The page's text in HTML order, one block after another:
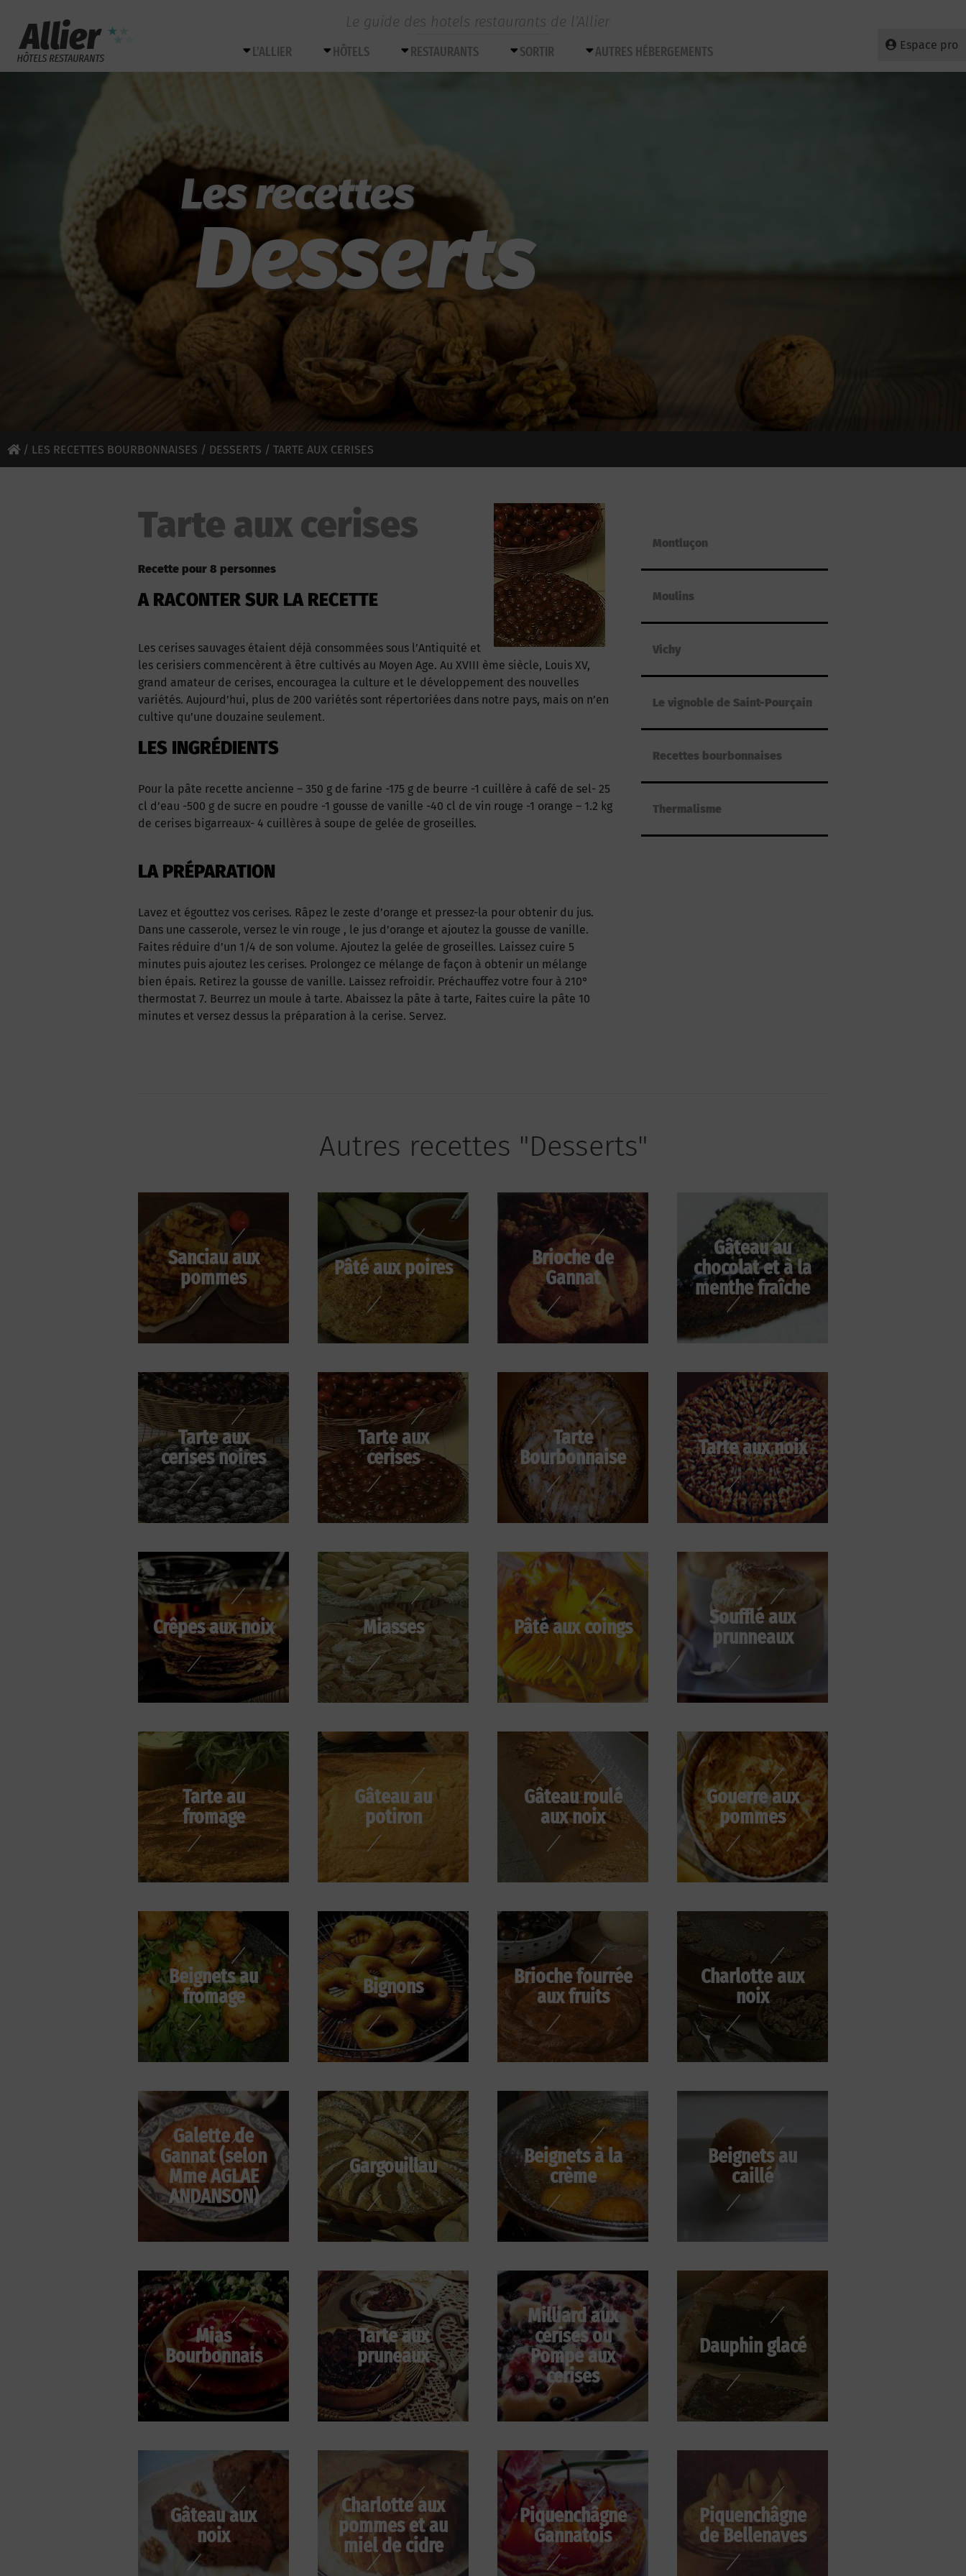
Le guide des hotels restaurants de l’Allier
Espace pro
L’ALLIER HÔTELS RESTAURANTS SORTIR AUTRES HÉBERGEMENTS
Les recettes
Desserts
/ LES RECETTES BOURBONNAISES / DESSERTS / TARTE AUX CERISES
Tarte aux cerises
Recette pour 8 personnes
A RACONTER SUR LA RECETTE
Les cerises sauvages étaient déjà consommées sous l’Antiquité et
les cerisiers commencèrent à être cultivés au Moyen Age. Au XVIII ème siècle, Louis XV,
grand amateur de cerises, encouragea la culture et le développement des nouvelles
variétés. Aujourd’hui, plus de 200 variétés sont répertoriées dans notre pays, mais on n’en
cultive qu’une douzaine seulement.
LES INGRÉDIENTS
Pour la pâte recette ancienne – 350 g de farine -175 g de beurre -1 cuillère à café de sel- 25
cl d’eau -500 g de sucre en poudre -1 gousse de vanille -40 cl de vin rouge -1 orange – 1.2 kg
de cerises bigarreaux- 4 cuillères à soupe de gelée de groseilles.
LA PRÉPARATION
Lavez et égouttez vos cerises. Râpez le zeste d’orange et pressez-la pour obtenir du jus.
Dans une casserole, versez le vin rouge , le jus d’orange et ajoutez la gousse de vanille.
Faites réduire d’un 1/4 de son volume. Ajoutez la gelée de groseilles. Laissez cuire 5
minutes puis ajoutez les cerises. Prolongez ce mélange de façon à obtenir un mélange
bien épais. Retirez la gousse de vanille. Laissez refroidir. Préchauffez votre four à 210°
thermostat 7. Beurrez un moule à tarte. Abaissez la pâte à tarte, Faites cuire la pâte 10
minutes et versez dessus la préparation à la cerise. Servez.
Montluçon
Moulins
Vichy
Le vignoble de Saint-Pourçain
Recettes bourbonnaises
Thermalisme
Autres recettes "Desserts"
Sanciau aux
pommes
Pâté aux poires
Brioche de
Gannat
Gâteau au
chocolat et à la
menthe fraîche
Tarte aux
cerises noires
Tarte aux
cerises
Tarte
Bourbonnaise
Tarte aux noix
Crêpes aux noix Miasses Pâté aux coings
Soufflé aux
prunneaux
Tarte au
fromage
Gâteau au
potiron
Gâteau roulé
aux noix
Gouerre aux
pommes
Beignets au
fromage
Bignons
Brioche fourrée
aux fruits
Charlotte aux
noix
Galette de
Gannat (selon
Mme AGLAE
ANDANSON)
Gargouillau
Beignets à la
crème
Beignets au
caillé
Mias
Bourbonnais
Tarte aux
pruneaux
Milliard aux
cerises ou
Pompe aux
cerises
Dauphin glacé
Gâteau aux
noix
Charlotte aux
pommes et au
miel de cidre
Piquenchâgne
Gannatois
Piquenchâgne
de Bellenaves